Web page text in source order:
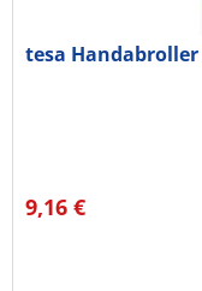
tesa Handabroller
9,16 €